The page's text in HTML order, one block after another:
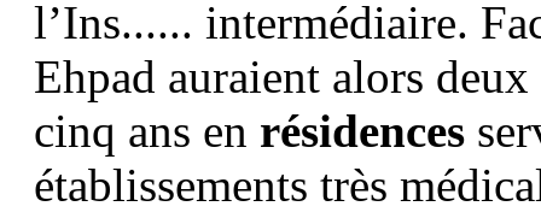
l’Ins...... intermédiaire.
Ehpad auraient alors
cinq ans en résidences
établissements très